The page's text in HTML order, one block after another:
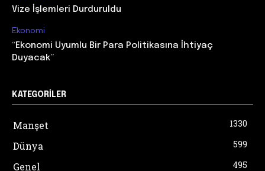
Vize İşlemleri Durduruldu
Ekonomi
“Ekonomi Uyumlu Bir Para Politikasına İhtiyaç
Duyacak”
KATEGORILER
Manşet 1330
Dünya 599
Genel 495